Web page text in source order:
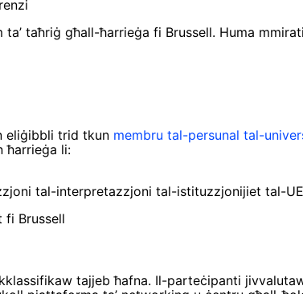
taħriġ għall-ħarrieġa fi Brussell. Huma
eliġibbli trid tkun membru tal-persunal tal-
ħarrieġa li:
tal-interpretazzjoni tal-istituzzjonijiet tal-
tajjeb ħafna. Il-parteċipanti